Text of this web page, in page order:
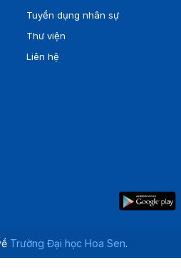
Tuyển dụng nhân sự
Thư viện
Liên hệ
Trường Đại học Hoa Sen.